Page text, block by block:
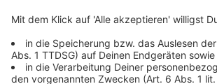
der Refrain selbst. Mit an Bord als
Produzent ist wieder der Schwede
Hitmacher für Britney Spears ("Ooops, I
oder die Backstreet Boys ("I Want It